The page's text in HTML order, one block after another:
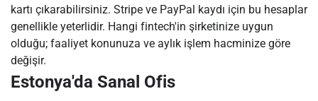
kartı çıkarabilirsiniz. Stripe ve PayPal kaydı için bu hesaplar
genellikle yeterlidir. Hangi fintech'in şirketinize uygun
olduğu; faaliyet konunuza ve aylık işlem hacminize göre
değişir.
Estonya'da Sanal Ofis